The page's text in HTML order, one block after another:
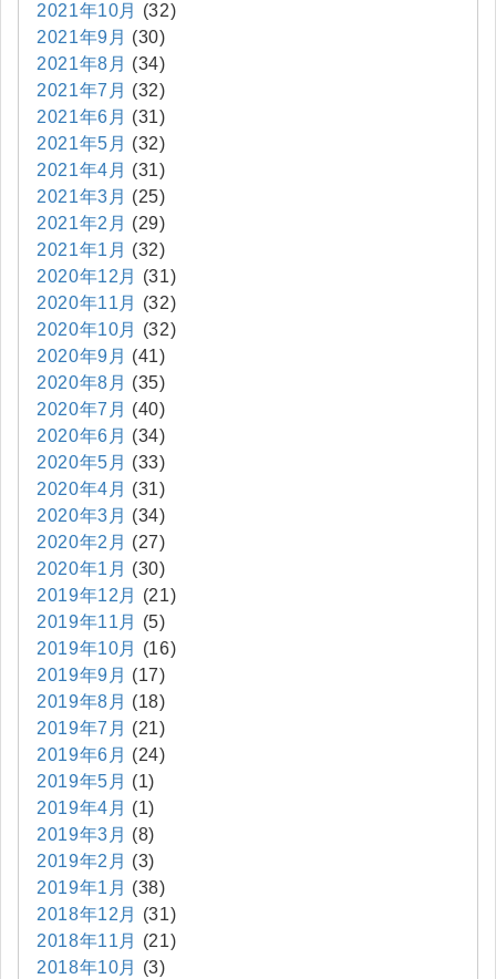
2021年10月
(32)
2021年9月 (30)
2021年8月 (34)
2021年7月 (32)
2021年6月 (31)
2021年5月 (32)
2021年4月 (31)
2021年3月 (25)
2021年2月 (29)
2021年1月 (32)
2020年12月
(31)
2020年11月
(32)
2020年10月
(32)
2020年9月 (41)
2020年8月 (35)
2020年7月 (40)
2020年6月 (34)
2020年5月 (33)
2020年4月 (31)
2020年3月 (34)
2020年2月 (27)
2020年1月 (30)
2019年12月
(21)
2019年11月
(5)
2019年10月
(16)
2019年9月 (17)
2019年8月 (18)
2019年7月 (21)
2019年6月 (24)
2019年5月 (1)
2019年4月 (1)
2019年3月 (8)
2019年2月 (3)
2019年1月 (38)
2018年12月
(31)
2018年11月
(21)
2018年10月
(3)